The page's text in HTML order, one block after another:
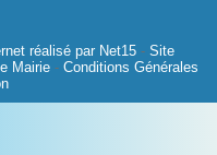
réalisé par Net15 - Site
Mairie- Conditions Générales